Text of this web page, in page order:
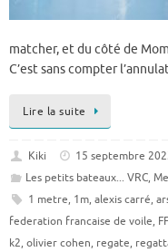
matcher, et du côté de
C’est sans compter
Lire la suite
Kiki
15 septembre
Les petits bateaux... VRC,
1 metre, 1m, alexis carré,
federation francaise de voile,
k2, olivier cohen, regate,